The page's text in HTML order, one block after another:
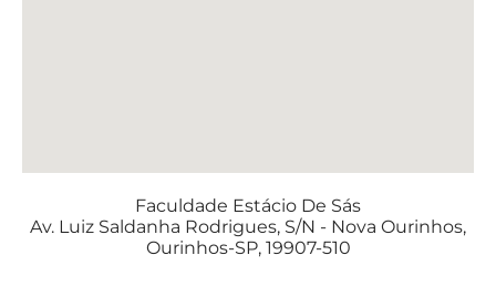
Faculdade Estácio De Sás
Av. Luiz Saldanha Rodrigues, S/N - Nova Ourinhos,
Ourinhos-SP, 19907-510